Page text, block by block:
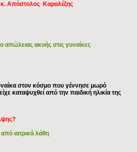
κ. Απόστολος Καραλέξης
ακοής στις γυναίκες
στον κόσμο που γέννησε μωρό
καταψυχθεί από την παιδική ηλικία της
ιατρικά λάθη